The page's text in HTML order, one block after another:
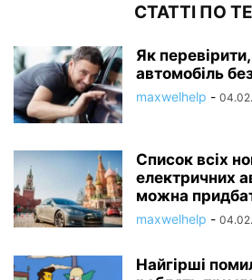
СТАТТІ ПО
Як
автомобіль
maxwelhelp -
Список всіх
електричних
можна
maxwelhelp -
Найгірші